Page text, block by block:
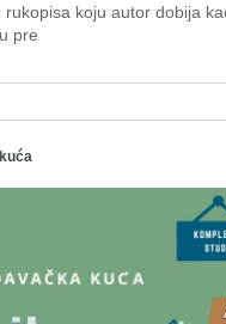
rukopisa koju autor dobija
pre